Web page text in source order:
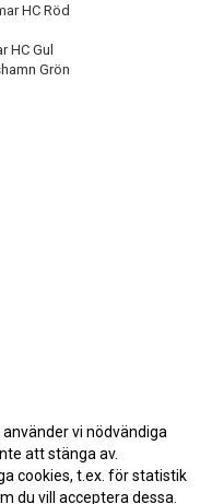
HC Röd
HC Gul
Grön
vi nödvändiga
att stänga av.
cookies, t.ex. för statistik
du vill acceptera dessa.